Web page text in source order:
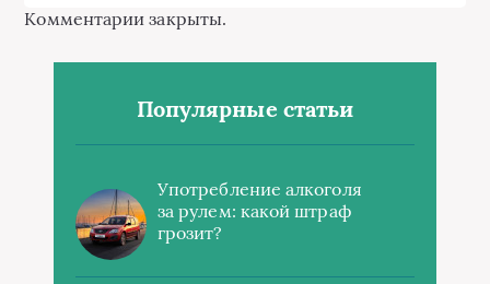
Комментарии закрыты.
Популярные статьи
Употребление алкоголя
за рулем: какой штраф
грозит?